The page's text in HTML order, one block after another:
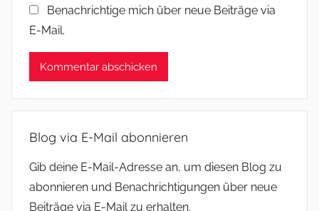
Benachrichtige mich über neue Beiträge via
E-Mail.
Blog via E-Mail abonnieren
Gib deine E-Mail-Adresse an, um diesen Blog zu
abonnieren und Benachrichtigungen über neue
Beiträge via E-Mail zu erhalten.